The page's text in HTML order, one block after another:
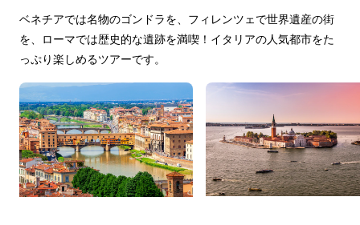
ベネチアでは名物のゴンドラを、フィレンツェで世界遺産の街
を、ローマでは歴史的な遺跡を満喫！イタリアの人気都市をた
っぷり楽しめるツアーです。